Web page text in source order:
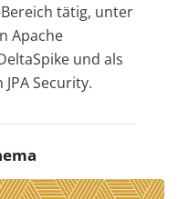
tätig, unter
Apache
und als
Security.